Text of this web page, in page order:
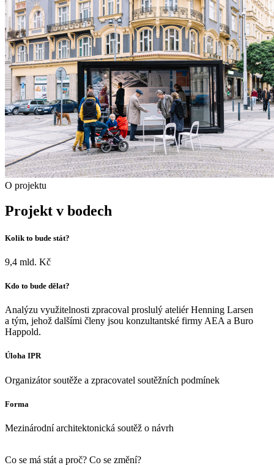
O projektu
Projekt v bodech
Kolik to bude stát?
9,4 mld. Kč
Kdo to bude dělat?
Analýzu využitelnosti zpracoval proslulý ateliér Henning Larsen
a tým, jehož dalšími členy jsou konzultantské firmy AEA a Buro
Happold.
Úloha IPR
Organizátor soutěže a zpracovatel soutěžních podmínek
Forma
Mezinárodní architektonická soutěž o návrh
Co se má stát a proč? Co se změní?